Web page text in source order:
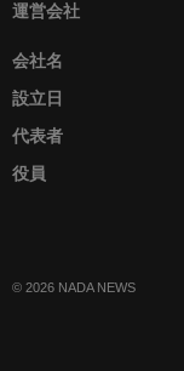
運営会社
会社名
設立日
代表者
役員
© 2026 NADA NEWS